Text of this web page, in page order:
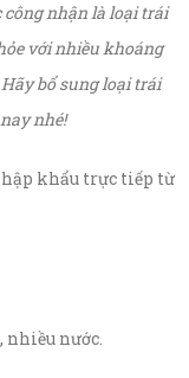
công nhận là loại trái
với nhiều khoáng
bổ sung loại trái
nhé!
khẩu trực tiếp từ
nước.